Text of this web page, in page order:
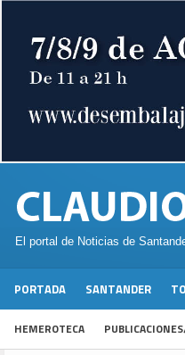
El portal de Noticias de
PORTADA SANTANDER
HEMEROTECA